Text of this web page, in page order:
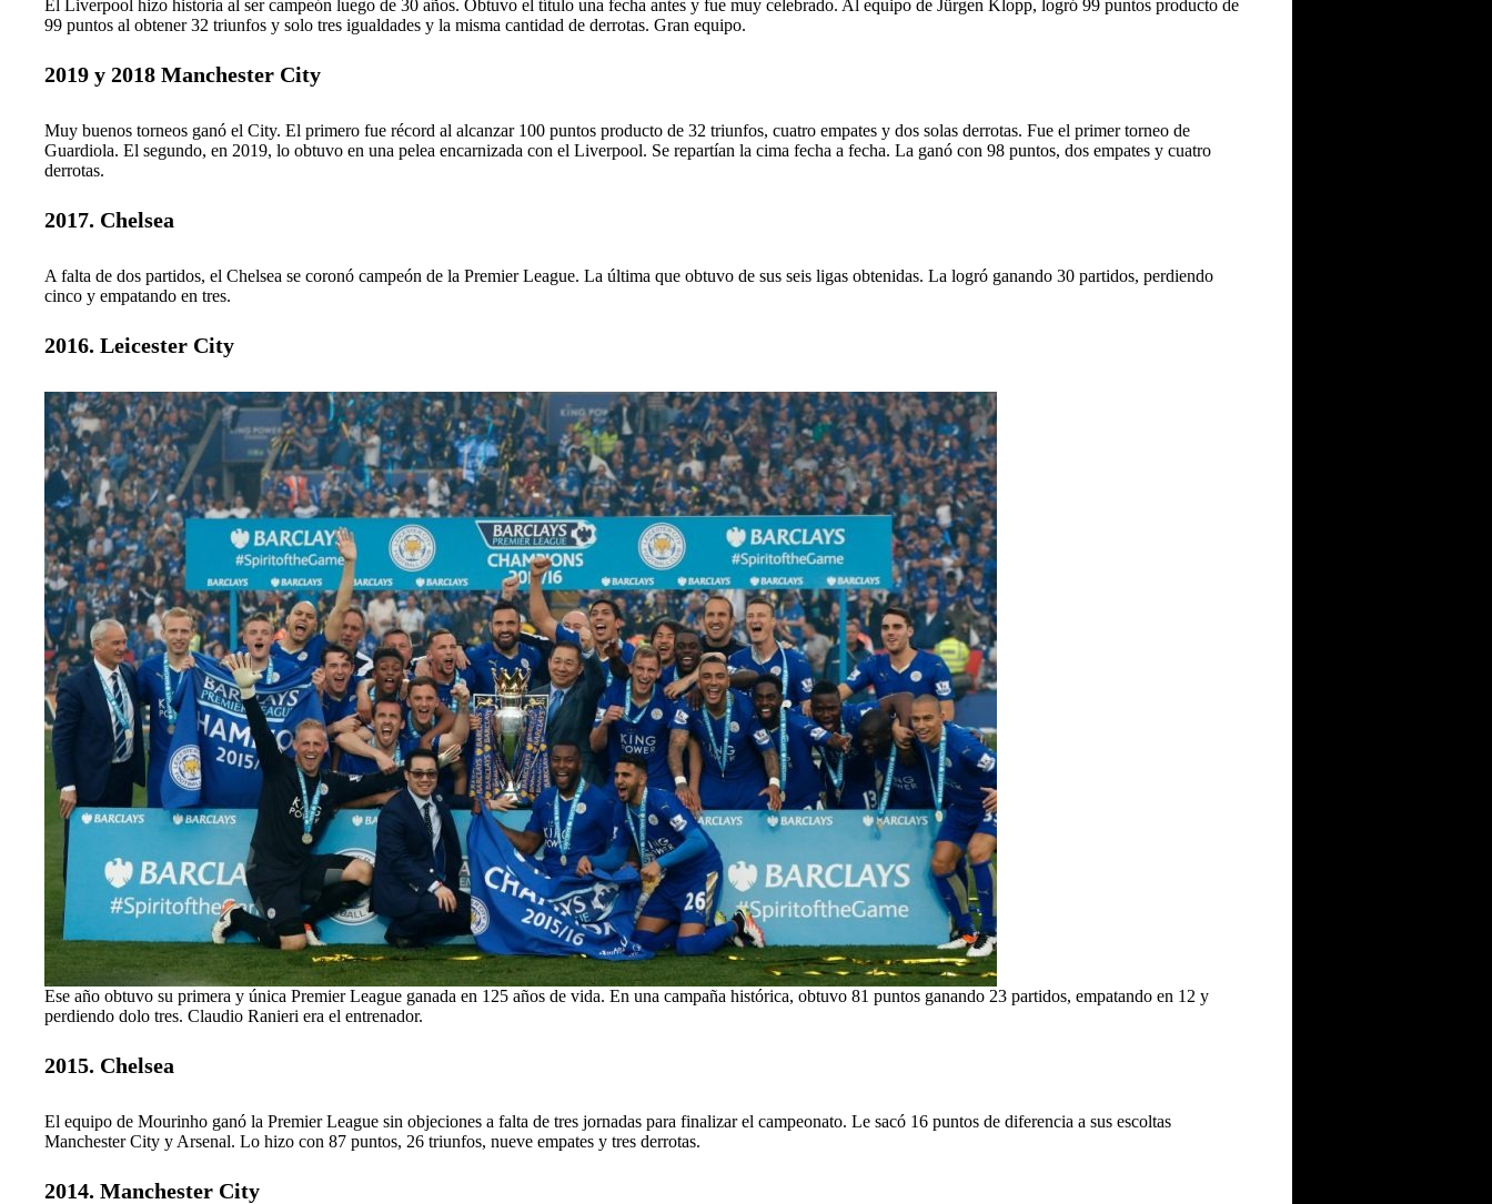
El Liverpool hizo historia al ser campeón luego de 30 años. Obtuvo el título una fecha antes y fue muy celebrado. Al equipo de Jürgen Klopp, logró 99 puntos producto de
99 puntos al obtener 32 triunfos y solo tres igualdades y la misma cantidad de derrotas. Gran equipo.
2019 y 2018 Manchester City
Muy buenos torneos ganó el City. El primero fue récord al alcanzar 100 puntos producto de 32 triunfos, cuatro empates y dos solas derrotas. Fue el primer torneo de
Guardiola. El segundo, en 2019, lo obtuvo en una pelea encarnizada con el Liverpool. Se repartían la cima fecha a fecha. La ganó con 98 puntos, dos empates y cuatro
derrotas.
2017. Chelsea
A falta de dos partidos, el Chelsea se coronó campeón de la Premier League. La última que obtuvo de sus seis ligas obtenidas. La logró ganando 30 partidos, perdiendo
cinco y empatando en tres.
2016. Leicester City
Ese año obtuvo su primera y única Premier League ganada en 125 años de vida. En una campaña histórica, obtuvo 81 puntos ganando 23 partidos, empatando en 12 y
perdiendo dolo tres. Claudio Ranieri era el entrenador.
2015. Chelsea
El equipo de Mourinho ganó la Premier League sin objeciones a falta de tres jornadas para finalizar el campeonato. Le sacó 16 puntos de diferencia a sus escoltas
Manchester City y Arsenal. Lo hizo con 87 puntos, 26 triunfos, nueve empates y tres derrotas.
2014. Manchester City